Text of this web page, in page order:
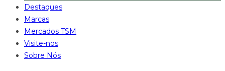
Destaques
Marcas
Mercados TSM
Visite-nos
Sobre Nós